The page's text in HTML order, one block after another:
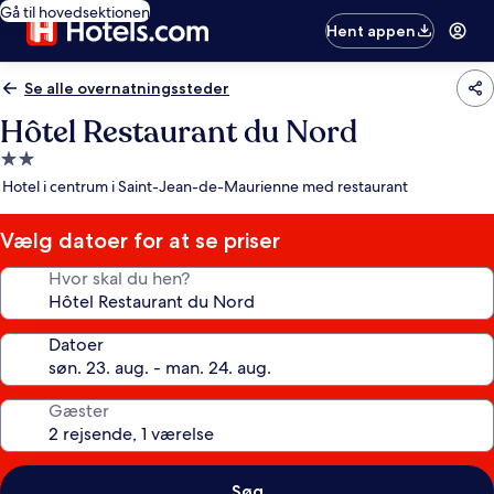
Gå til hovedsektionen
Hent appen
Se alle overnatningssteder
Hôtel Restaurant du Nord
2.0-
stjernet
Hotel i centrum i Saint-Jean-de-Maurienne med restaurant
Vælg datoer for at se priser
Hvor skal du hen?
Datoer
Gæster